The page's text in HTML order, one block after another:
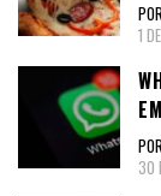
1
30